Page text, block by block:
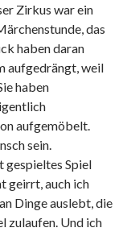
Zirkus war ein
das
haben daran
aufgedrängt, weil
haben
aufgemöbelt.
sein.
gespieltes Spiel
geirrt, auch ich
Dinge auslebt, die
zulaufen. Und ich